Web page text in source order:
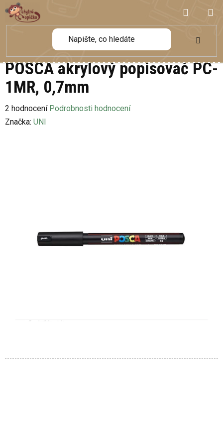
Přejít
na
obsah
KOŠÍK
POSCA akrylový popisovač PC-
1MR, 0,7mm
Průměrné
hodnocení
2 hodnocení Podrobnosti hodnocení
Značka: UNI